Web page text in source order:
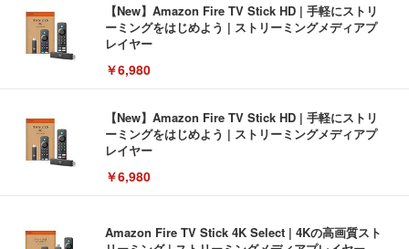
【New】Amazon Fire TV Stick HD | 手軽にストリ
ーミングをはじめよう | ストリーミングメディアプ
レイヤー
￥6,980
【New】Amazon Fire TV Stick HD | 手軽にストリ
ーミングをはじめよう | ストリーミングメディアプ
レイヤー
￥6,980
Amazon Fire TV Stick 4K Select | 4Kの高画質スト